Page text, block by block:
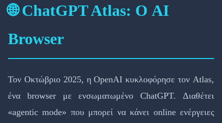
🌐 ChatGPT Atlas: Ο AI
Browser
Τον Οκτώβριο 2025, η OpenAI κυκλοφόρησε τον Atlas,
ένα browser με ενσωματωμένο ChatGPT. Διαθέτει
«agentic mode» που μπορεί να κάνει online ενέργειες